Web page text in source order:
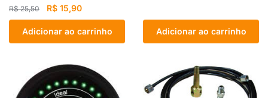
R$25,50
O
preço
original
era:
R$ 15,90O
preço
atual
é:
Adicionar ao carrinho Adicionar ao carrinho